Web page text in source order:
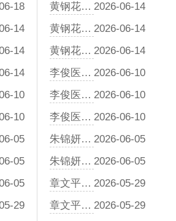
18 黄钢花医生解析特禀体质与食物过敏：中医如何从异禀入手调体质 2026-06-14
14 黄钢花医生谈特禀体质的食物过敏食疗：补肾健脾，增强体质防线 2026-06-14
14 黄钢花医生谈食物过敏的中医调理：从脾胃入手，改善内在环境 2026-06-14
14 李俊医生：中医视角下的性早熟，不是“清火”这么简单 2026-06-10
10 李俊医生：家有“小大人”？青少年性早熟的中医居家养护指南 2026-06-10
10 李俊医生：性早熟不是一种病，而是三种“体质偏颇” 2026-06-10
05 朱锦妍医生：透过抽动表象，解析风、痰、虚背后的病机密码 2026-06-05
05 朱锦妍医生：从“风痰作祟”看中医治疗抽动症的平衡之道 2026-06-05
05 章文平医生：放任不管隐患多，中医解析多动症对儿童成长的深远困扰 2026-05-29
29 章文平医生：先天禀赋不足，是多动症的“先天伏笔” 2026-05-29